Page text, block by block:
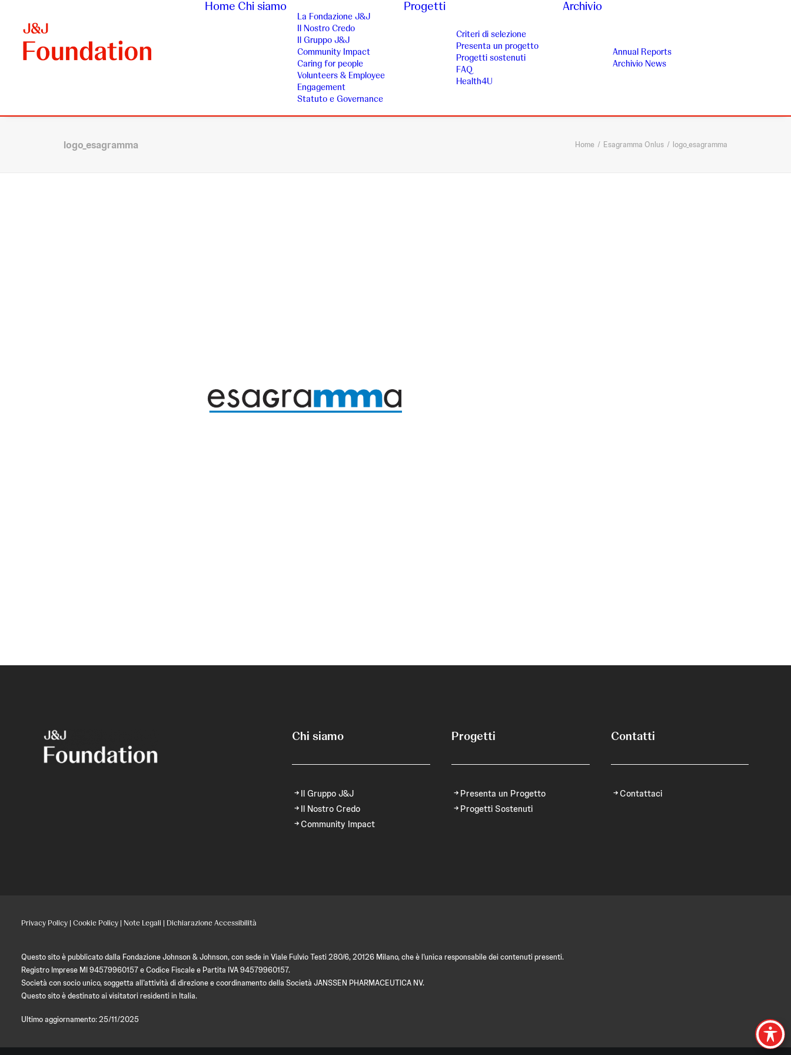
Home Chi siamo
La Fondazione J&J
Il Nostro Credo
Il Gruppo J&J
Community Impact
Caring for people
Volunteers & Employee
Engagement
Statuto e Governance
Progetti
Criteri di selezione
Presenta un progetto
Progetti sostenuti
FAQ
Health4U
Archivio
Annual Reports
Archivio News
logo_esagramma Home Esagramma Onlus logo_esagramma
Chi siamo
Il Gruppo J&J
Il Nostro Credo
Community Impact
Progetti
Presenta un Progetto
Progetti Sostenuti
Contatti
Contattaci
Privacy Policy | Cookie Policy | Note Legali | Dichiarazione Accessibilità
Questo sito è pubblicato dalla Fondazione Johnson & Johnson, con sede in Viale Fulvio Testi 280/6, 20126 Milano, che è l’unica responsabile dei contenuti presenti.
Registro Imprese MI 94579960157 e Codice Fiscale e Partita IVA 94579960157.
Società con socio unico, soggetta all’attività di direzione e coordinamento della Società JANSSEN PHARMACEUTICA NV.
Questo sito è destinato ai visitatori residenti in Italia.
Ultimo aggiornamento: 25/11/2025